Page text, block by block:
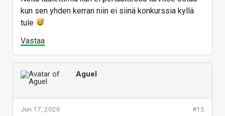
kun sen yhden kerran niin ei siinä konkurssia kyllä
tule
Vastaa
Aguel
#15
Jun 17, 2026